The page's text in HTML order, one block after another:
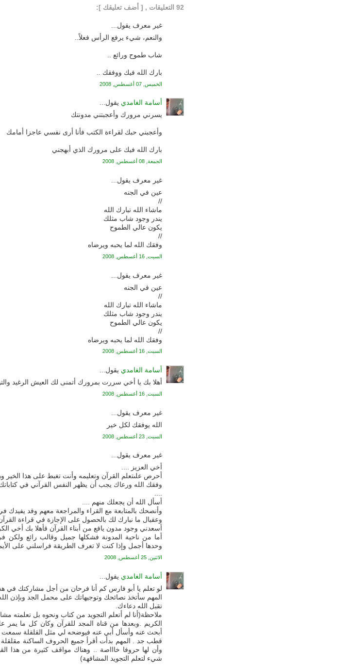
92 التعليقات , [ أضف تعليقك ]:
غير معرف يقول...
والنعم، شيء يرفع الرأس فعلاً..
شاب طموح ورائع ..
بارك الله فيك ووفقك ..
الخميس, 07 أغسطس, 2008
أسامة الغامدي يقول...
يسرني مرورك وأعجبتني مدونتك
وأعجبني حبك لقراءة الكتب فأنا أرى نفسي عاجزا أمامك
بارك الله فيك على مرورك الذي أبهجني
الجمعة, 08 أغسطس, 2008
غير معرف يقول...
عين في الجنه
//
ماشاء الله تبارك الله
يندر وجود شاب مثلك
يكون عالي الطموح
//
وفقك الله لما يحبه ويرضاه
السبت, 16 أغسطس, 2008
غير معرف يقول...
عين في الجنه
//
ماشاء الله تبارك الله
يندر وجود شاب مثلك
يكون عالي الطموح
//
وفقك الله لما يحبه ويرضاه
السبت, 16 أغسطس, 2008
أسامة الغامدي يقول...
أهلا بك يا أخي سررت بمرورك أتمنى لك العيش الرغيد
السبت, 16 أغسطس, 2008
غير معرف يقول...
الله يوفقك لكل خير
السبت, 23 أغسطس, 2008
غير معرف يقول...
أخي العزيز ....
أحرص علىتعلم القرآن وتعليمه وأنت تغبط على هذا الخير
وفقك الله ورعاك يجب أن يظهر النفس القرآني في
....
أسأل الله أن يجعلك منهم ....
وأنصحك بالمتابعة مع القراء والمراجعة معهم وقد يفيدك
وعقبال ما نبارك لك بالحصول على الإجازة في قراءة
أسعدني وجود مدون يافع من أبناء القرآن فأهلا بك أخي
أما من ناحية المدونة فشكلها جميل وقالب رائع ولكن
وحدها أجمل وإذا كنت لا تعرف الطريقة فراسلني على
الاثنين, 25 أغسطس, 2008
أسامة الغامدي يقول...
لو تعلم يا أبو فارس كم أنا فرحان من أجل مشاركتك في
المهم سأتخذ نصائحك وتوجيهاتك على محمل الجد وبإذن
تقبل الله دعاءك.
ملاحظة(أنا لم أتعلم التجويد من كتاب ونحوه بل تعلمته
الكريم .وبعدها من قناة المجد للقرآن وكان كل ما يمر
أبحث عنه وأسأل أبي عنه فيوضحه لي مثل القلقلة
قطب جد . المهم بدأت أقرأ جميع الحروف الساكنة مقلقلة
وأن لها حروفا خاااصة .. وهناك مواقف كثيرة من هذا
شيء لتعلم التجويد المشافهة)